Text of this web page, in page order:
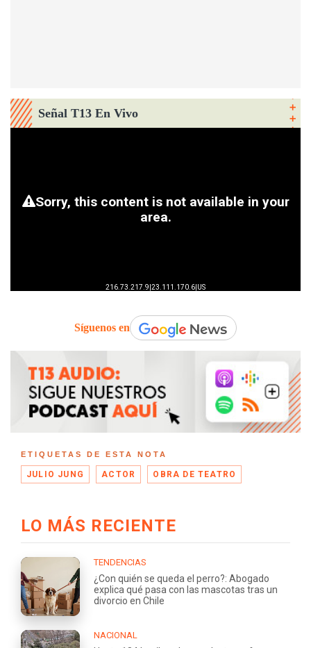
Señal T13 En Vivo
Síguenos en
ETIQUETAS DE ESTA NOTA
JULIO JUNG ACTOR OBRA DE TEATRO
LO MÁS RECIENTE
TENDENCIAS
¿Con quién se queda el perro?: Abogado
explica qué pasa con las mascotas tras un
divorcio en Chile
NACIONAL